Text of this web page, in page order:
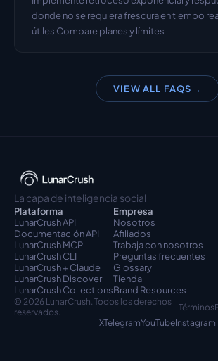
donde no se requiera frescura en tiempo
útiles Compare planes y límites
VIEW ALL FAQS →
La capa de inteligencia social
Plataforma
LunarCrush API
Documentación API
LunarCrush MCP
LunarCrush CLI
LunarCrush + Claude
LunarCrush Discover
LunarCrush Collections
Empresa
Nosotros
Afiliados
Trabaja con nosotros
Preguntas frecuentes
Glossary
Tienda
Brand Resources
© 2026 LunarCrush. Todos los derechos
reservados.
Términos
XTelegramYouTubeInstagram